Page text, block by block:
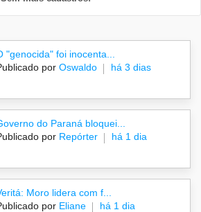
"genocida" foi inocenta...
por Oswaldo há 3 dias
do Paraná bloquei...
por Repórter há 1 dia
Moro lidera com f...
por Eliane há 1 dia